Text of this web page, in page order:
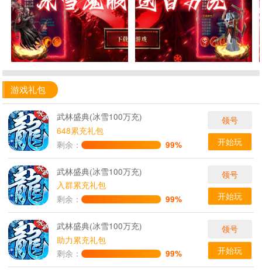
游戏礼包
武林盛典(冰雪100万充)
648累充礼包
剩余：
99%
领号
开始玩
武林盛典(冰雪100万充)
入群累充礼包
剩余：
99%
领号
开始玩
武林盛典(冰雪100万充)
助力累充礼包
剩余：
99%
领号
开始玩